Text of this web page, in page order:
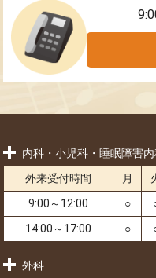
内科・小児科・睡眠障害
外来受付時間 月
9:00～12:00
○
14:00～17:00
○
外科